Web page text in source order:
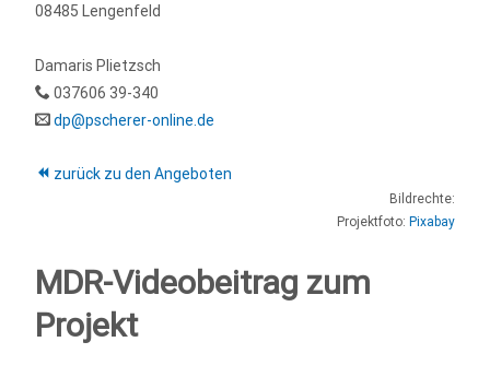
08485 Lengenfeld
Damaris Plietzsch
037606 39-340
dp@pscherer-online.de
zurück zu den Angeboten
Bildrechte:
Projektfoto: Pixabay
MDR-Videobeitrag zum
Projekt